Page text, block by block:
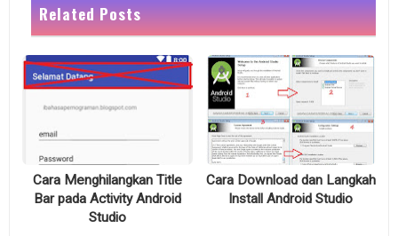
Related Posts
Cara Menghilangkan Title
Bar pada Activity Android
Studio
Cara Download dan Langkah
Install Android Studio